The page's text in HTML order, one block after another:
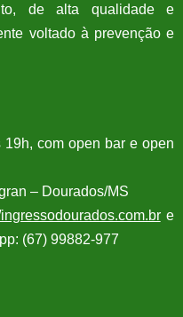
de alta qualidade e
voltado à prevenção e
19h, com open bar e open
– Dourados/MS
ingressodourados.com.bre
(67) 99882-977